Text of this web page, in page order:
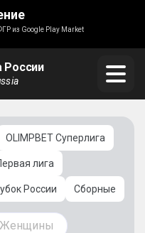
из Google Play Market
России
OLIMPBET Суперлига
лига
России Сборные
Женщины